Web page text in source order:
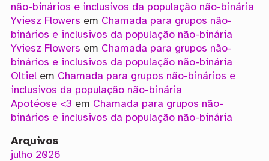
não-binários e inclusivos da população não-binária
Yviesz Flowers em Chamada para grupos não-
binários e inclusivos da população não-binária
Yviesz Flowers em Chamada para grupos não-
binários e inclusivos da população não-binária
Oltielem Chamada para grupos não-binários e
inclusivos da população não-binária
Apotéose <3 em Chamada para grupos não-
binários e inclusivos da população não-binária
Arquivos
julho 2026